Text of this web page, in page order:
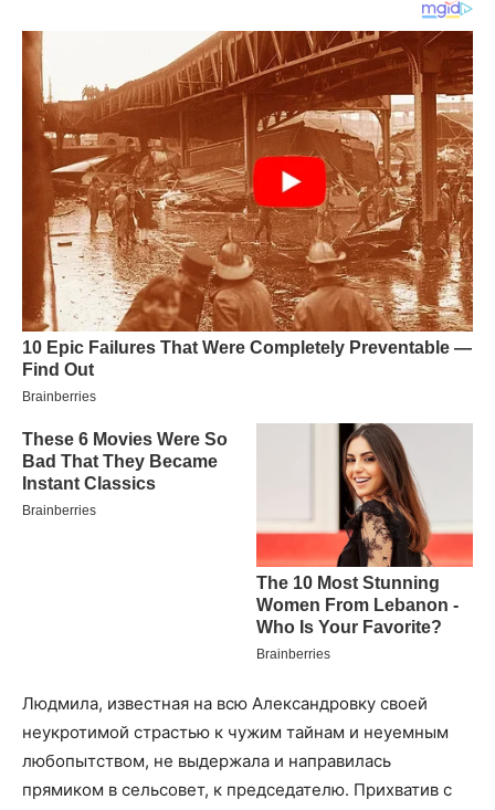
Людмила, известная на всю Александровку своей
неукротимой страстью к чужим тайнам и неуемным
любопытством, не выдержала и направилась
прямиком в сельсовет, к председателю. Прихватив с